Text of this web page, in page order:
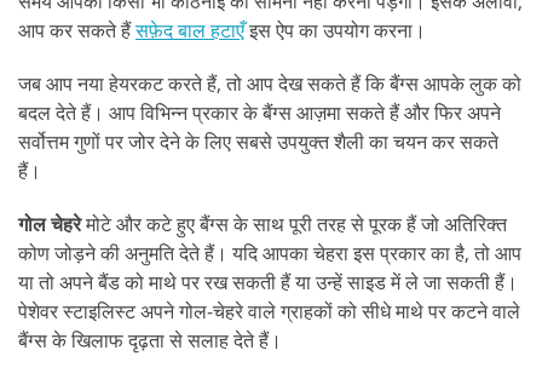
आप कर सकते हैंसफ़ेद बाल हटाएँइस ऐप का उपयोग करना।
जब आप नया हेयरकट करते हैं, तो आप देख सकते हैं कि बैंग्स आपके लुक को
बदल देते हैं। आप विभिन्न प्रकार के बैंग्स आज़मा सकते हैं और फिर अपने
सर्वोत्तम गुणों पर जोर देने के लिए सबसे उपयुक्त शैली का चयन कर सकते
हैं।
गोल चेहरेमोटे और कटे हुए बैंग्स के साथ पूरी तरह से पूरक हैं जो अतिरिक्त
कोण जोड़ने की अनुमति देते हैं। यदि आपका चेहरा इस प्रकार का है, तो आप
या तो अपने बैंड को माथे पर रख सकती हैं या उन्हें साइड में ले जा सकती हैं।
पेशेवर स्टाइलिस्ट अपने गोल-चेहरे वाले ग्राहकों को सीधे माथे पर कटने वाले
बैंग्स के खिलाफ दृढ़ता से सलाह देते हैं।